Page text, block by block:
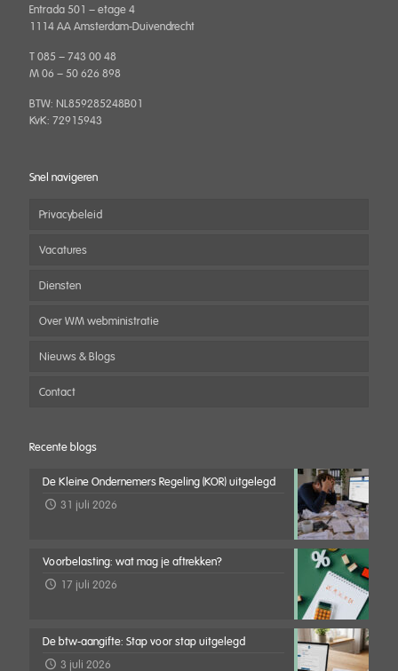
Entrada 501 – etage 4
1114 AA Amsterdam-Duivendrecht
T 085 – 743 00 48
M 06 – 50 626 898
BTW: NL859285248B01
KvK: 72915943
Snel navigeren
Privacybeleid
Vacatures
Diensten
Over WM webministratie
Nieuws & Blogs
Contact
Recente blogs
De Kleine Ondernemers Regeling (KOR) uitgelegd
31 juli 2026
Voorbelasting: wat mag je aftrekken?
17 juli 2026
De btw-aangifte: Stap voor stap uitgelegd
3 juli 2026